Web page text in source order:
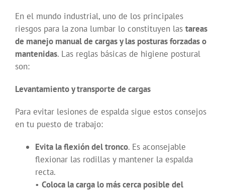
En el mundo industrial, uno de los principales
riesgos para la zona lumbar lo constituyen las tareas
de manejo manual de cargas y las posturas forzadas o
mantenidas. Las reglas básicas de higiene postural
son:
Levantamiento y transporte de cargas
Para evitar lesiones de espalda sigue estos consejos
en tu puesto de trabajo:
Evita la flexión del tronco. Es aconsejable
flexionar las rodillas y mantener la espalda
recta.
• Coloca la carga lo más cerca posible del